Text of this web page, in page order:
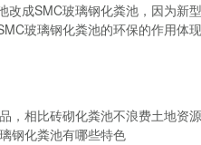
成SMC玻璃钢化粪池，因为新
玻璃钢化粪池的环保的作用体
，相比砖砌化粪池不浪费土地资
钢化粪池有哪些特色